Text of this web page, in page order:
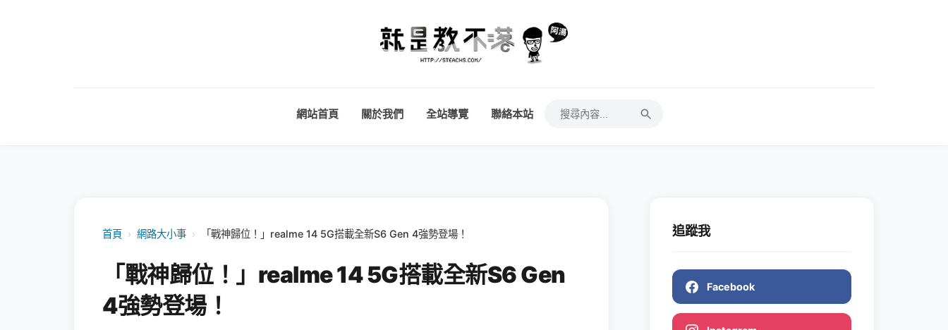
網站首頁 關於我們 全站導覽 聯絡本站
首頁 › 網路大小事 › 「戰神歸位！」realme 14 5G搭載全新S6 Gen 4強勢登場！
「戰神歸位！」realme 14 5G搭載全新S6 Gen
4強勢登場！
追蹤我
Facebook